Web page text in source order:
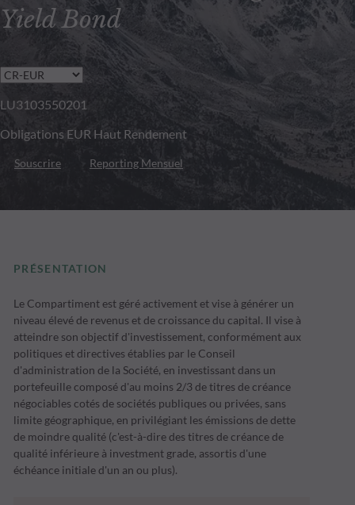
Yield Bond
LU3103550201
Obligations EUR Haut Rendement
Souscrire Reporting Mensuel
PRÉSENTATION
Le Compartiment est géré activement et vise à générer un
niveau élevé de revenus et de croissance du capital. Il vise à
atteindre son objectif d'investissement, conformément aux
politiques et directives établies par le Conseil
d'administration de la Société, en investissant dans un
portefeuille composé d'au moins 2/3 de titres de créance
négociables cotés de sociétés publiques ou privées, sans
limite géographique, en privilégiant les émissions de dette
de moindre qualité (c'est-à-dire des titres de créance de
qualité inférieure à investment grade, assortis d'une
échéance initiale d'un an ou plus).